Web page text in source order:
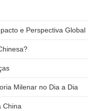
e Perspectiva Global
Milenar no Dia a Dia
China